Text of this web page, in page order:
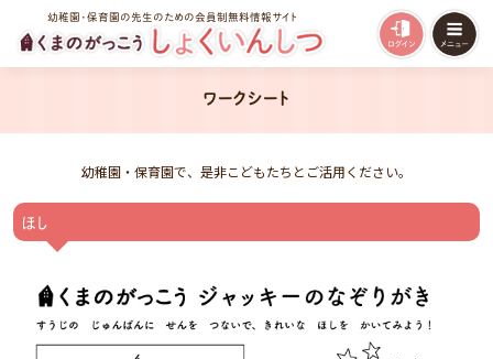
幼稚園・保育園の先生のための会員制無料情報サイト
ワークシート
幼稚園・保育園で、是非こどもたちとご活用ください。
ほし